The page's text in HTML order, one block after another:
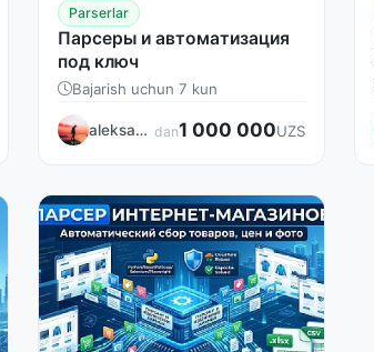
Parserlar
Парсеры и автоматизация
под ключ
Bajarish uchun 7 kun
aleksandr_progi dan1 000 000UZS